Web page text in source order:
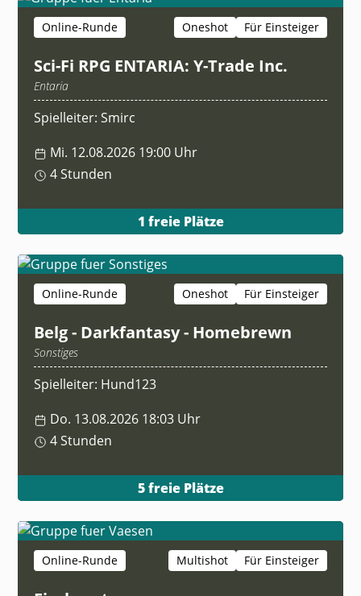
Online-Runde Oneshot Für Einsteiger
Sci-Fi RPG ENTARIA: Y-Trade Inc.
Entaria
Spielleiter: Smirc
Mi. 12.08.2026 19:00 Uhr
4 Stunden
1 freie Plätze
Online-Runde Oneshot Für Einsteiger
Belg - Darkfantasy - Homebrewn
Sonstiges
Spielleiter: Hund123
Do. 13.08.2026 18:03 Uhr
4 Stunden
5 freie Plätze
Online-Runde Multishot Für Einsteiger